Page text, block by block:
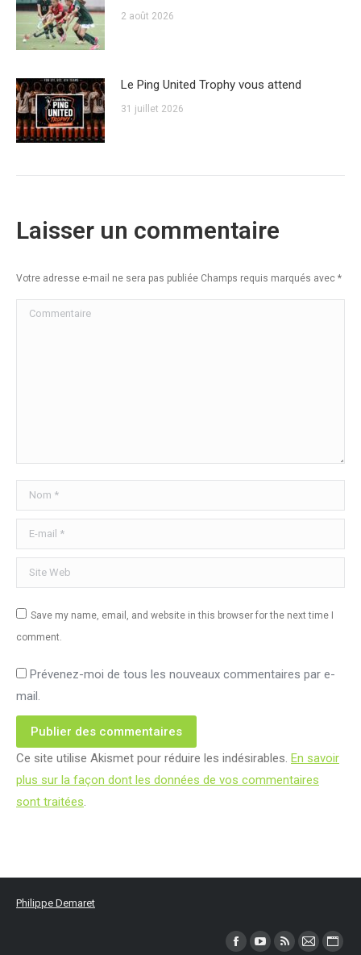
2 août 2026
Le Ping United Trophy vous attend
31 juillet 2026
Laisser un commentaire
Votre adresse e-mail ne sera pas publiée Champs requis marqués avec *
Commentaire
Nom *
E-mail *
Site Web
Save my name, email, and website in this browser for the next time I
comment.
Prévenez-moi de tous les nouveaux commentaires par e-
mail.
Publier des commentaires
Ce site utilise Akismet pour réduire les indésirables. En savoir
plus sur la façon dont les données de vos commentaires
sont traitées.
Philippe Demaret
Facebook
YouTubeRSS Mail Site